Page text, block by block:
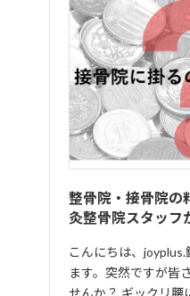
整骨院・接骨院の
灸整骨院スタッフ
こんにちは、
ます。突然ですが皆
せんか？ ギックリ腰